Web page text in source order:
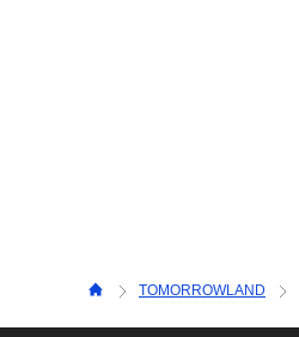
TOMORROWLAND